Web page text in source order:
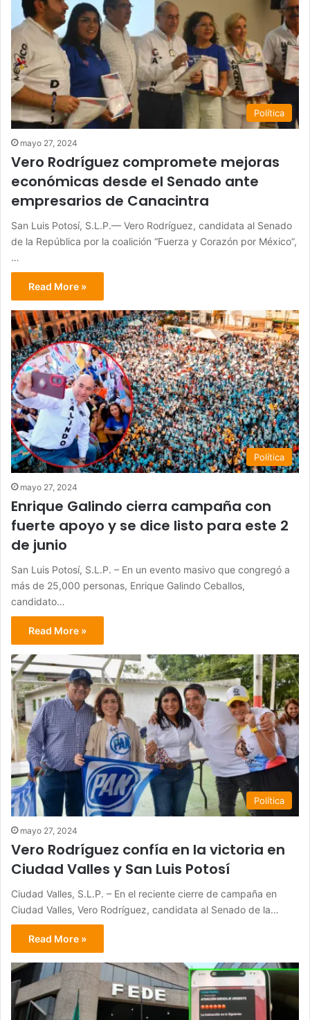
Política
mayo 27, 2024
Vero Rodríguez compromete mejoras
económicas desde el Senado ante
empresarios de Canacintra
San Luis Potosí, S.L.P.— Vero Rodríguez, candidata al Senado
de la República por la coalición “Fuerza y Corazón por México”,
…
Read More »
Política
mayo 27, 2024
Enrique Galindo cierra campaña con
fuerte apoyo y se dice listo para este 2
de junio
San Luis Potosí, S.L.P. – En un evento masivo que congregó a
más de 25,000 personas, Enrique Galindo Ceballos,
candidato…
Read More »
Política
mayo 27, 2024
Vero Rodríguez confía en la victoria en
Ciudad Valles y San Luis Potosí
Ciudad Valles, S.L.P. – En el reciente cierre de campaña en
Ciudad Valles, Vero Rodríguez, candidata al Senado de la…
Read More »